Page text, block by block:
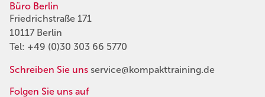
Büro Berlin
Friedrichstraße 171
10117 Berlin
Tel: +49 (0)30 303 66 5770
Schreiben Sie uns service@kompakttraining.de
Folgen Sie uns auf